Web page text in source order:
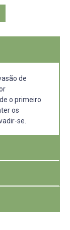
de
o primeiro
os
se.
PRE a fim de
nas
de
ações
docentes